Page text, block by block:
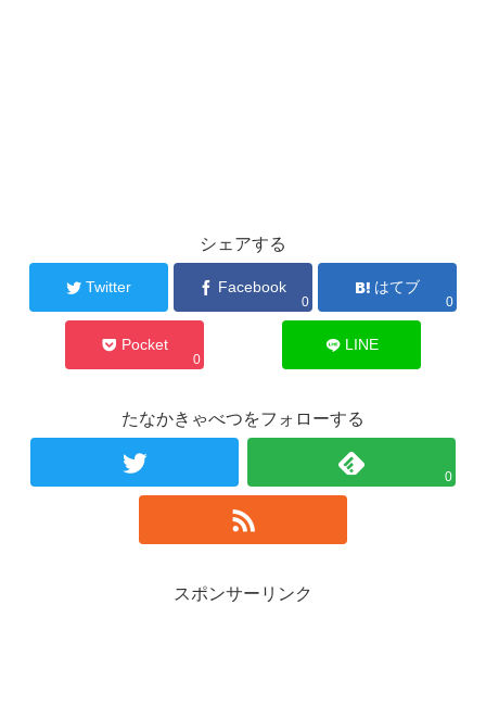
シェアする
Twitter Facebook
0
はてブ
0
Pocket
0
LINE
たなかきゃべつをフォローする
0
スポンサーリンク